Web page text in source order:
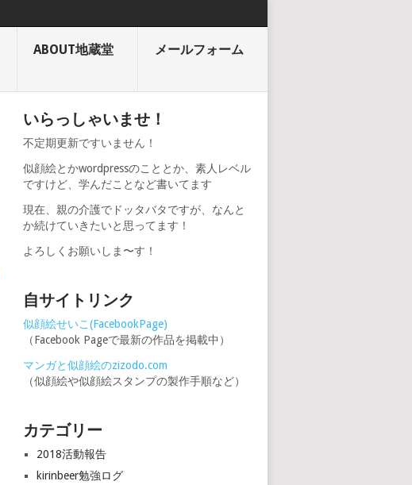
ABOUT地蔵堂 メールフォーム
いらっしゃいませ！
不定期更新ですいません！
似顔絵とかwordpressのこととか、素人レベル
ですけど、学んだことなど書いてます
現在、親の介護でドッタバタですが、なんと
か続けていきたいと思ってます！
よろしくお願いしま〜す！
自サイトリンク
似顔絵せいこ(FacebookPage)
（Facebook Pageで最新の作品を掲載中）
マンガと似顔絵のzizodo.com
（似顔絵や似顔絵スタンプの製作手順など）
カテゴリー
2018活動報告
kirinbeer勉強ログ